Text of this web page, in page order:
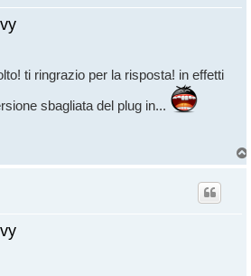
ti ringrazio per la risposta! in effetti
sbagliata del plug in...